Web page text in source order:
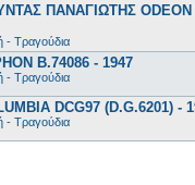
ΠΑΝΑΓΙΩΤΗΣ ODEON
- Τραγούδια
B.74086 - 1947
- Τραγούδια
DCG97 (D.G.6201) -
- Τραγούδια